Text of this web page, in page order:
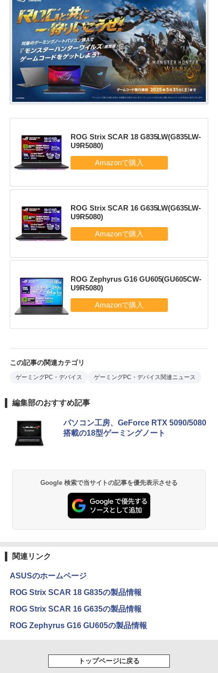
ROG Strix SCAR 18 G835LW(G835LW-
U9R5080)
ROG Strix SCAR 16 G635LW(G635LW-
U9R5080)
ROG Zephyrus G16 GU605(GU605CW-
U9R5080)
この記事の関連カテゴリ
ゲーミングPC・デバイス ゲーミングPC・デバイス関連ニュース
編集部のおすすめ記事
パソコン工房、GeForce RTX 5090/5080
搭載の18型ゲーミングノート
Google 検索で当サイトの記事を優先表示させる
関連リンク
ASUSのホームページ
ROG Strix SCAR 18 G835の製品情報
ROG Strix SCAR 16 G635の製品情報
ROG Zephyrus G16 GU605の製品情報
トップページに戻る